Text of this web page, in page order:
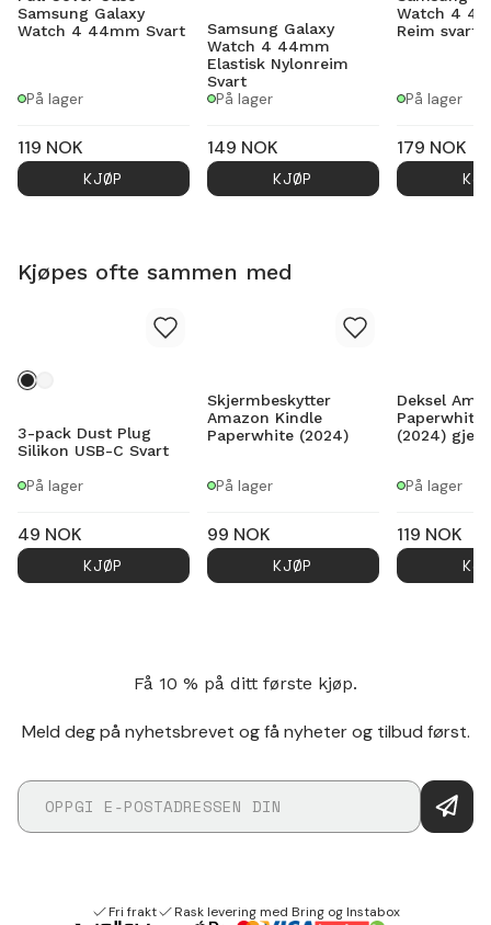
Samsung Galaxy
Watch 4 44mm Svart
På lager
119 NOK
KJØP
Samsung Galaxy
Watch 4 44mm
Elastisk Nylonreim
Svart
På lager
149 NOK
KJØP
Watch 4
Reim svart
På lager
179 NOK
Kjøpes ofte sammen med
3-pack Dust Plug
Silikon USB-C Svart
På lager
49 NOK
KJØP
Skjermbeskytter
Amazon Kindle
Paperwhite (2024)
På lager
99 NOK
KJØP
Deksel
Paperwhite
(2024)
På lager
119 NOK
Få 10 % på ditt første kjøp.
Meld deg på nyhetsbrevet og få nyheter og tilbud først.
Fri frakt Rask levering med Bring og Instabox